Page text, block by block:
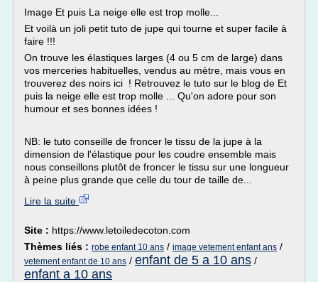
Image Et puis La neige elle est trop molle...
Et voilà un joli petit tuto de jupe qui tourne et super facile à
faire !!!
On trouve les élastiques larges (4 ou 5 cm de large) dans
vos merceries habituelles, vendus au mètre, mais vous en
trouverez des noirs ici ! Retrouvez le tuto sur le blog de Et
puis la neige elle est trop molle ... Qu'on adore pour son
humour et ses bonnes idées !
NB: le tuto conseille de froncer le tissu de la jupe à la
dimension de l'élastique pour les coudre ensemble mais
nous conseillons plutôt de froncer le tissu sur une longueur
à peine plus grande que celle du tour de taille de...
Lire la suite
Site : https://www.letoiledecoton.com
Thèmes liés : robe enfant 10 ans / image vetement enfant ans /
vetement enfant de 10 ans / enfant de 5 a 10 ans /
enfant a 10 ans